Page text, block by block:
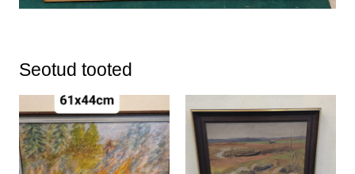
Seotud tooted